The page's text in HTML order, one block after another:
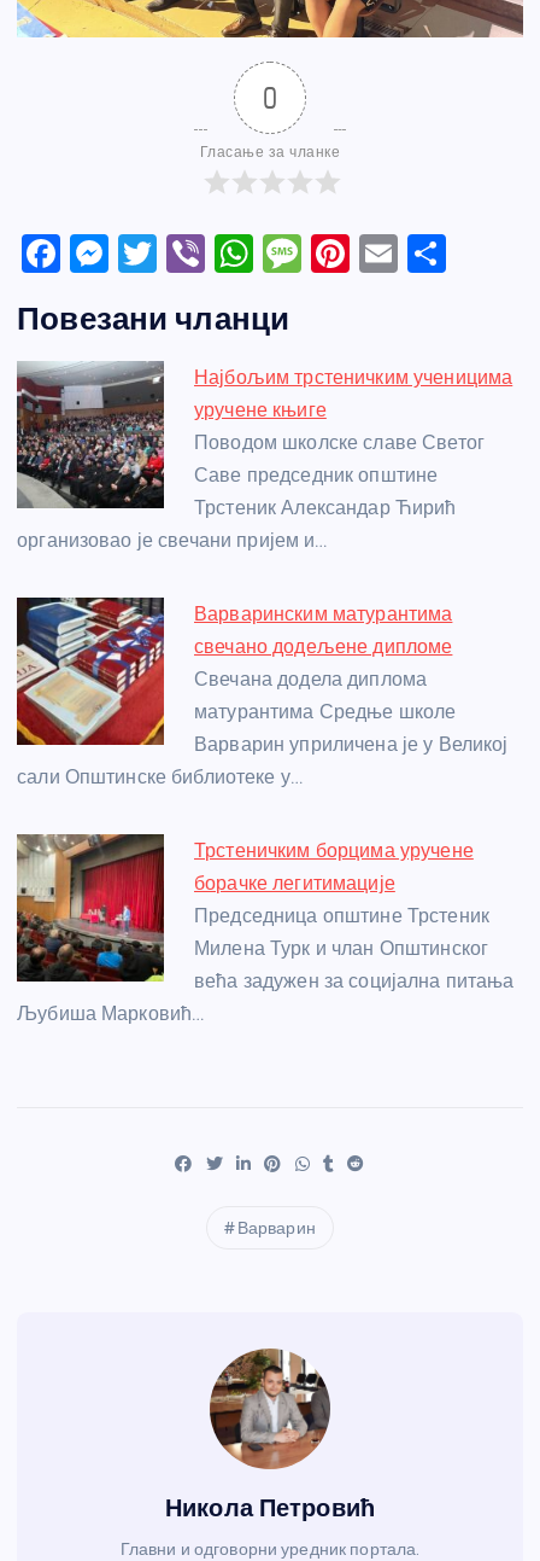
0
Гласање за чланке
F
c
e
b
o
o
k
M
ss
e
n
g
er
T
itt
er
Vi
er
W
at
s
A
p
p
M
a
g
e
Pi
e
E
e
Повезани чланци
Најбољим трстеничким ученицима
уручене књиге
Поводом школске славе Светог
Саве председник општине
Трстеник Александар Ћирић
организовао је свечани пријем и…
Варваринским матурантима
свечано додељене дипломе
Свечана додела диплома
матурантима Средње школе
Варварин уприличена је у Великој
сали Општинске библиотеке у…
Трстеничким борцима уручене
борачке легитимације
Председница општине Трстеник
Милена Турк и члан Општинског
већа задужен за социјална питања
Љубиша Марковић…
Варварин
Никола Петровић
Главни и одговорни уредник портала.